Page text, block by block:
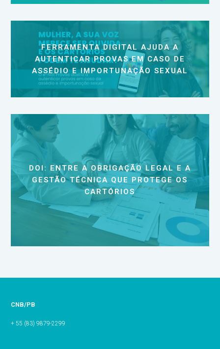
FERRAMENTA DIGITAL AJUDA A
AUTENTICAR PROVAS EM CASO DE
ASSÉDIO E IMPORTUNAÇÃO SEXUAL
DOI: ENTRE A OBRIGAÇÃO LEGAL E A
GESTÃO TÉCNICA QUE PROTEGE OS
CARTÓRIOS
CNB/PB
+ 55 (83) 9879-2299